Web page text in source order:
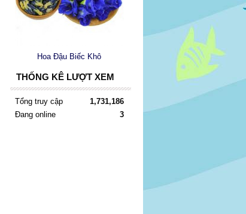
Hoa Đậu Biếc Khô
THỐNG KÊ LƯỢT XEM
Tổng truy cập
1,731,186
Đang online
3